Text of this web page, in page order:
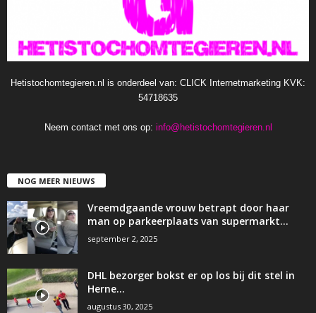
Hetistochomtegieren.nl is onderdeel van: CLICK Internetmarketing KVK:
54718635
Neem contact met ons op: info@hetistochomtegieren.nl
NOG MEER NIEUWS
Vreemdgaande vrouw betrapt door haar
man op parkeerplaats van supermarkt…
september 2, 2025
DHL bezorger bokst er op los bij dit stel in
Herne…
augustus 30, 2025